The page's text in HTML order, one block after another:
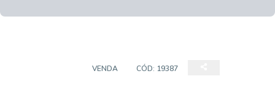
VENDA CÓD: 19387